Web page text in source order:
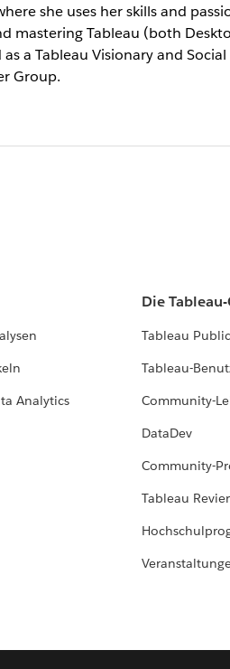
she uses her skills and
mastering Tableau (both
a Tableau Visionary and
Group.
Analytics
Die
Tableau Public
Tableau-
Community-
DataDev
Community-
Tableau Revier